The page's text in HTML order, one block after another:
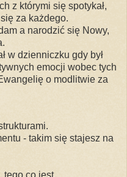
z którymi się spotykał,
się za każdego.
a narodzić się Nowy,
w dzienniczku gdy był
emocji wobec tych
o modlitwie za
- takim się stajesz na
tego co jest